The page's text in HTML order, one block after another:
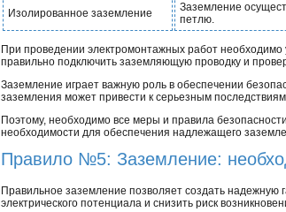
Изолированное заземление
Заземление
петлю.
При проведении электромонтажных работ
правильно подключить заземляющую проводку и
Заземление играет важную роль в обеспечении
заземления может привести к серьезным
Поэтому, необходимо все меры и правила
необходимости для обеспечения надлежащего
Правило №5: Заземление:
Правильное заземление позволяет создать надежную
электрического потенциала и снизить риск